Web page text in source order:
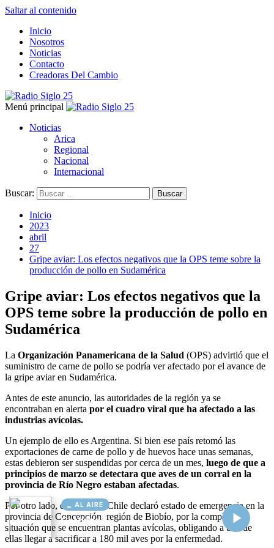
AL AIRE
Cargando...
Conectando...